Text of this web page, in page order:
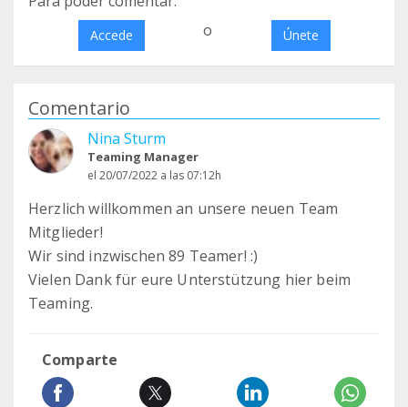
Accede o Únete
Comentario
Nina Sturm
Teaming Manager
el 20/07/2022 a las 07:12h
Herzlich willkommen an unsere neuen Team
Mitglieder!
Wir sind inzwischen 89 Teamer! :)
Vielen Dank für eure Unterstützung hier beim
Teaming.
Comparte